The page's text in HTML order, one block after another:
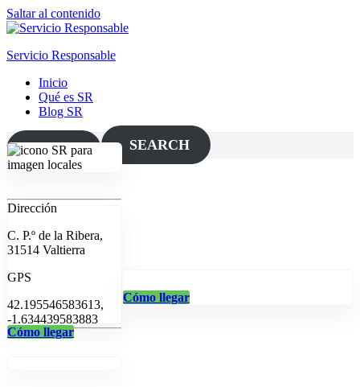
Saltar al contenido
Servicio Responsable
Inicio
Qué es SR
Blog SR
MAP SEARCH
Dirección
C. P.º de la Ribera,
31514 Valtierra
GPS
42.195546583613,
-1.634439583883
Cómo llegar
Cómo llegar